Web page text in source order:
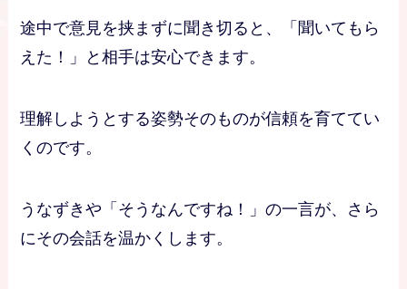
途中で意見を挟まずに聞き切ると、「聞いてもら
えた！」と相手は安心できます。
理解しようとする姿勢そのものが信頼を育ててい
くのです。
うなずきや「そうなんですね！」の一言が、さら
にその会話を温かくします。